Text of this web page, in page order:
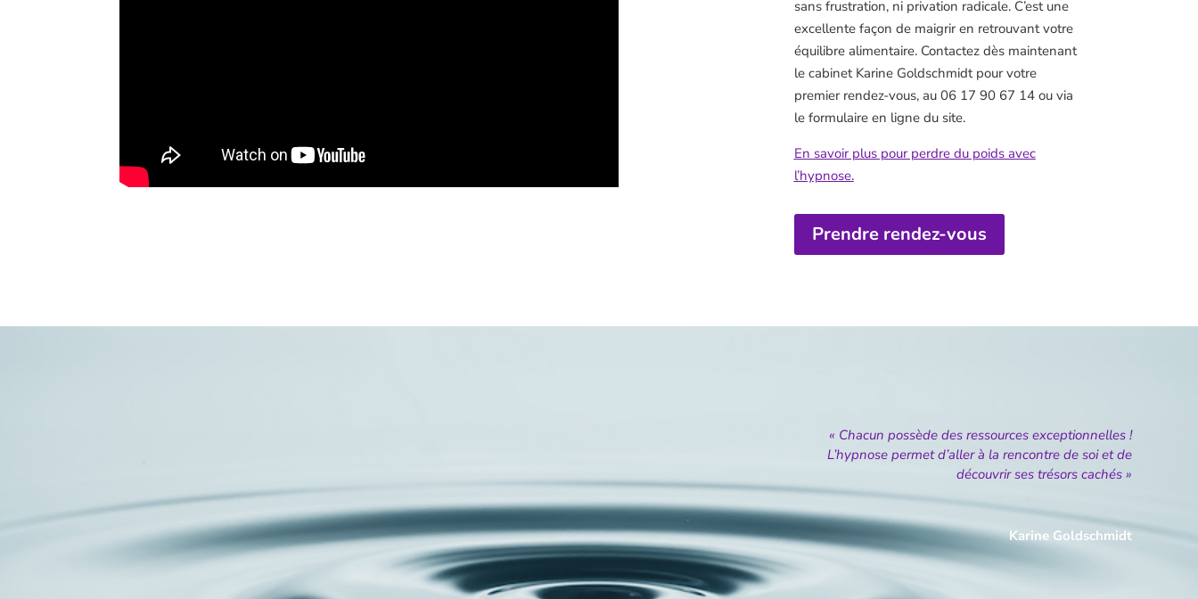
sans frustration, ni privation radicale. C’est une
excellente façon de maigrir en retrouvant votre
équilibre alimentaire. Contactez dès maintenant
le cabinet Karine Goldschmidt pour votre
premier rendez-vous, au 06 17 90 67 14 ou via
le formulaire en ligne du site.
En savoir plus pour perdre du poids avec
l’hypnose.
Prendre rendez-vous
« Chacun possède des ressources exceptionnelles !
L’hypnose permet d’aller à la rencontre de soi et de
découvrir ses trésors cachés »
Karine Goldschmidt